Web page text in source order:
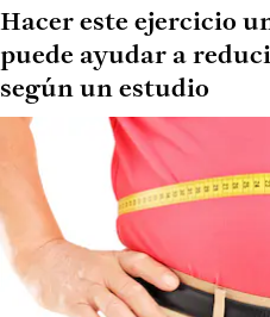
Hacer este ejercicio
puede ayudar a
según un estudio